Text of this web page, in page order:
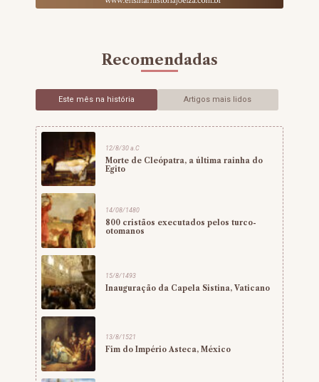
Recomendadas
Este mês na história Artigos mais lidos
12/8/30 a.C
Morte de Cleópatra, a última rainha do
Egito
14/08/1480
800 cristãos executados pelos turco-
otomanos
15/8/1493
Inauguração da Capela Sistina, Vaticano
13/8/1521
Fim do Império Asteca, México